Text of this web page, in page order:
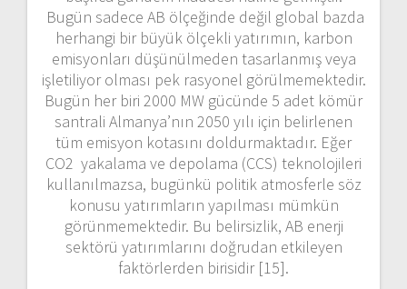
Bugün sadece AB ölçeğinde değil global bazda
herhangi bir büyük ölçekli yatırımın, karbon
emisyonları düşünülmeden tasarlanmış veya
işletiliyor olması pek rasyonel görülmemektedir.
Bugün her biri 2000 MW gücünde 5 adet kömür
santrali Almanya’nın 2050 yılı için belirlenen
tüm emisyon kotasını doldurmaktadır. Eğer
CO2 yakalama ve depolama (CCS) teknolojileri
kullanılmazsa, bugünkü politik atmosferle söz
konusu yatırımların yapılması mümkün
görünmemektedir. Bu belirsizlik, AB enerji
sektörü yatırımlarını doğrudan etkileyen
faktörlerden birisidir [15].